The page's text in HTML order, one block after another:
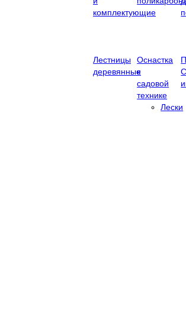
комплектующие
Лестницы
деревянные
Оснастка
к
садовой
технике
Лески